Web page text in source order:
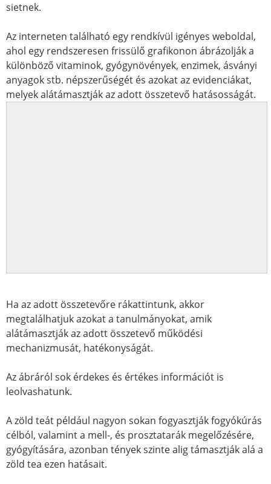
sietnek.
Az interneten található egy rendkívül igényes weboldal,
ahol egy rendszeresen frissülő grafikonon ábrázolják a
különböző vitaminok, gyógynövények, enzimek, ásványi
anyagok stb. népszerűségét és azokat az evidenciákat,
melyek alátámasztják az adott összetevő hatásosságát.
Ha az adott összetevőre rákattintunk, akkor
megtalálhatjuk azokat a tanulmányokat, amik
alátámasztják az adott összetevő működési
mechanizmusát, hatékonyságát.
Az ábráról sok érdekes és értékes információt is
leolvashatunk.
A zöld teát például nagyon sokan fogyasztják fogyókúrás
célból, valamint a mell-, és prosztatarák megelőzésére,
gyógyítására, azonban tények szinte alig támasztják alá a
zöld tea ezen hatásait.